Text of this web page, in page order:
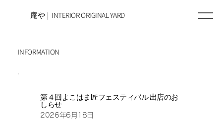
庵や | INTERIOR ORIGINAL YARD
INFORMATION
第４回よこはま匠フェスティバル 出店のお
しらせ
2026年6月18日